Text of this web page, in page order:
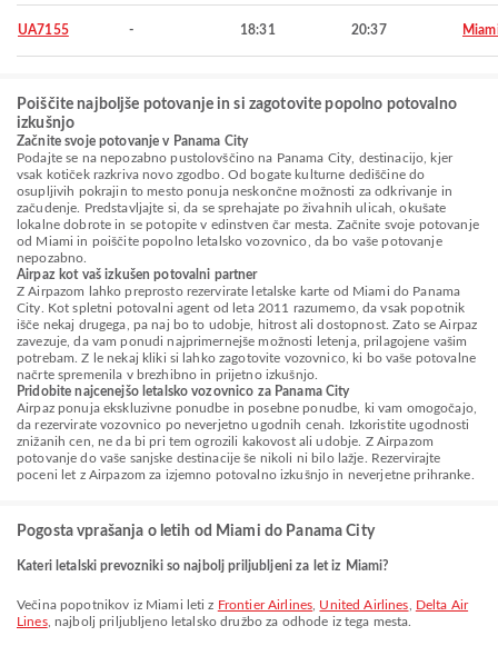
UA7155 - 18:31 20:37
Poiščite najboljše potovanje in si zagotovite popolno potovalno
izkušnjo
Začnite svoje potovanje v Panama City
Podajte se na nepozabno pustolovščino na Panama City, destinacijo, kjer
vsak kotiček razkriva novo zgodbo. Od bogate kulturne dediščine do
osupljivih pokrajin to mesto ponuja neskončne možnosti za odkrivanje in
začudenje. Predstavljajte si, da se sprehajate po živahnih ulicah, okušate
lokalne dobrote in se potopite v edinstven čar mesta. Začnite svoje potovanje
od Miami in poiščite popolno letalsko vozovnico, da bo vaše potovanje
nepozabno.
Airpaz kot vaš izkušen potovalni partner
Z Airpazom lahko preprosto rezervirate letalske karte od Miami do Panama
City. Kot spletni potovalni agent od leta 2011 razumemo, da vsak popotnik
išče nekaj drugega, pa naj bo to udobje, hitrost ali dostopnost. Zato se Airpaz
zavezuje, da vam ponudi najprimernejše možnosti letenja, prilagojene vašim
potrebam. Z le nekaj kliki si lahko zagotovite vozovnico, ki bo vaše potovalne
načrte spremenila v brezhibno in prijetno izkušnjo.
Pridobite najcenejšo letalsko vozovnico za Panama City
Airpaz ponuja ekskluzivne ponudbe in posebne ponudbe, ki vam omogočajo,
da rezervirate vozovnico po neverjetno ugodnih cenah. Izkoristite ugodnosti
znižanih cen, ne da bi pri tem ogrozili kakovost ali udobje. Z Airpazom
potovanje do vaše sanjske destinacije še nikoli ni bilo lažje. Rezervirajte
poceni let z Airpazom za izjemno potovalno izkušnjo in neverjetne prihranke.
Pogosta vprašanja o letih od Miami do Panama City
Kateri letalski prevozniki so najbolj priljubljeni za let iz Miami?
Večina popotnikov iz Miami leti z Frontier Airlines United Airlines
Delta Air
Lines, najbolj priljubljeno letalsko družbo za odhode iz tega mesta.